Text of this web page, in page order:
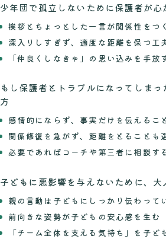
少年団で孤立しないために保護者が心
挨拶とちょっとした一言が関係性をつ
深入りしすぎず、適度な距離を保つ工
「仲良くしなきゃ」の思い込みを手放
もし保護者とトラブルになってしま
方
感情的にならず、事実だけを伝えるこ
関係修復を急がず、距離をとることも
必要であればコーチや第三者に相談す
子どもに悪影響を与えないために、
親の言動は子どもにしっかり伝わって
前向きな姿勢が子どもの安心感を生む
「チーム全体を支える気持ち」を子ど